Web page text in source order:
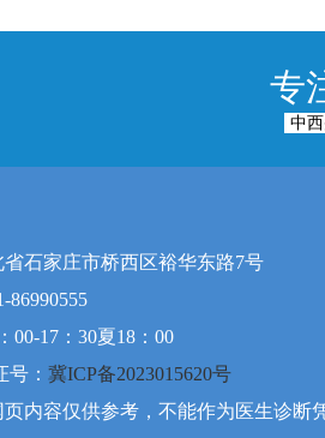
专
中
石家庄市桥西区裕华东路7号
86990555
00-17：30夏18：00
： 冀ICP备2023015620号
内容仅供参考，不能作为医生诊断